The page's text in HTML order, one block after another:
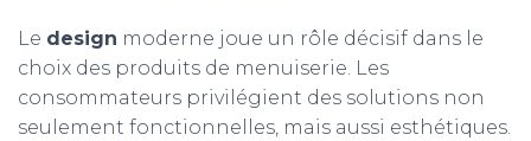
Le design moderne joue un rôle décisif dans le
choix des produits de menuiserie. Les
consommateurs privilégient des solutions non
seulement fonctionnelles, mais aussi esthétiques.